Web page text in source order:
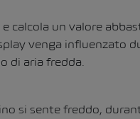
calcola un valore
venga influenzato
di aria fredda.
si sente freddo,